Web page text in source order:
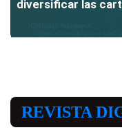
diversificar las
REVISTA